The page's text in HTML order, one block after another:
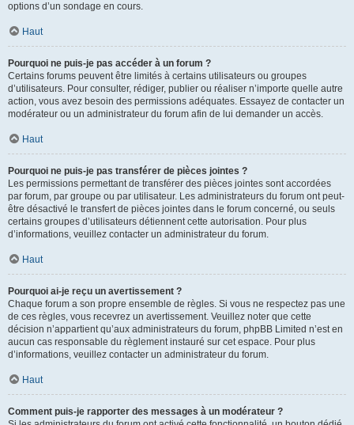
options d’un sondage en cours.
Haut
Pourquoi ne puis-je pas accéder à un forum ?
Certains forums peuvent être limités à certains utilisateurs ou groupes
d’utilisateurs. Pour consulter, rédiger, publier ou réaliser n’importe quelle autre
action, vous avez besoin des permissions adéquates. Essayez de contacter un
modérateur ou un administrateur du forum afin de lui demander un accès.
Haut
Pourquoi ne puis-je pas transférer de pièces jointes ?
Les permissions permettant de transférer des pièces jointes sont accordées
par forum, par groupe ou par utilisateur. Les administrateurs du forum ont peut-
être désactivé le transfert de pièces jointes dans le forum concerné, ou seuls
certains groupes d’utilisateurs détiennent cette autorisation. Pour plus
d’informations, veuillez contacter un administrateur du forum.
Haut
Pourquoi ai-je reçu un avertissement ?
Chaque forum a son propre ensemble de règles. Si vous ne respectez pas une
de ces règles, vous recevrez un avertissement. Veuillez noter que cette
décision n’appartient qu’aux administrateurs du forum, phpBB Limited n’est en
aucun cas responsable du règlement instauré sur cet espace. Pour plus
d’informations, veuillez contacter un administrateur du forum.
Haut
Comment puis-je rapporter des messages à un modérateur ?